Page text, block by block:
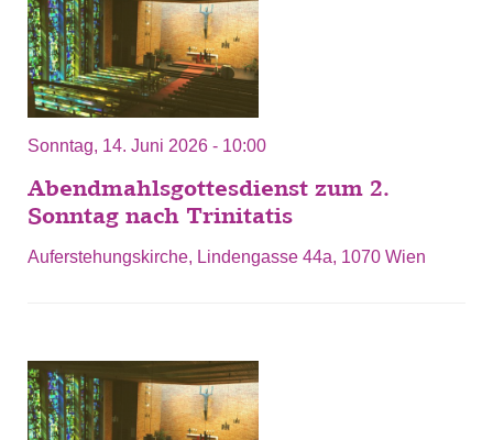
Sonntag, 14. Juni 2026 - 10:00
Abendmahlsgottesdienst zum 2.
Sonntag nach Trinitatis
Auferstehungskirche, Lindengasse 44a, 1070 Wien